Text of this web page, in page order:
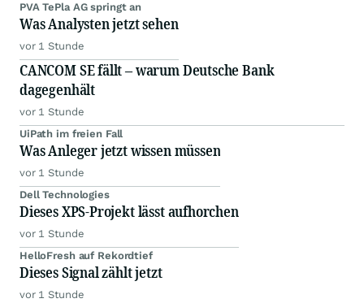
PVA TePla AG springt an
Was Analysten jetzt sehen
vor 1 Stunde
CANCOM SE fällt – warum Deutsche Bank
dagegenhält
vor 1 Stunde
UiPath im freien Fall
Was Anleger jetzt wissen müssen
vor 1 Stunde
Dell Technologies
Dieses XPS-Projekt lässt aufhorchen
vor 1 Stunde
HelloFresh auf Rekordtief
Dieses Signal zählt jetzt
vor 1 Stunde